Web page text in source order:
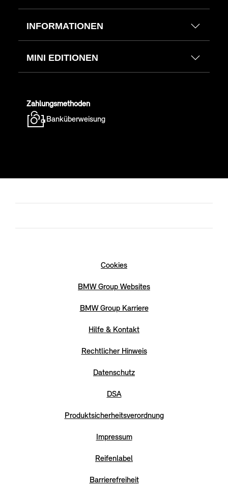
INFORMATIONEN
MINI EDITIONEN
Zahlungsmethoden
Banküberweisung
Cookies
BMW Group Websites
BMW Group Karriere
Hilfe & Kontakt
Rechtlicher Hinweis
Datenschutz
DSA
Produktsicherheitsverordnung
Impressum
Reifenlabel
Barrierefreiheit